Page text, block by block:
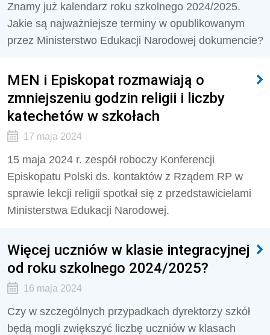
Znamy już kalendarz roku szkolnego 2024/2025.
Jakie są najważniejsze terminy w opublikowanym
przez Ministerstwo Edukacji Narodowej dokumencie?
MEN i Episkopat rozmawiają o
zmniejszeniu godzin religii i liczby
katechetów w szkołach
17 maja 2024
15 maja 2024 r. zespół roboczy Konferencji
Episkopatu Polski ds. kontaktów z Rządem RP w
sprawie lekcji religii spotkał się z przedstawicielami
Ministerstwa Edukacji Narodowej.
Więcej uczniów w klasie integracyjnej
od roku szkolnego 2024/2025?
16 maja 2024
Czy w szczególnych przypadkach dyrektorzy szkół
będą mogli zwiększyć liczbę uczniów w klasach